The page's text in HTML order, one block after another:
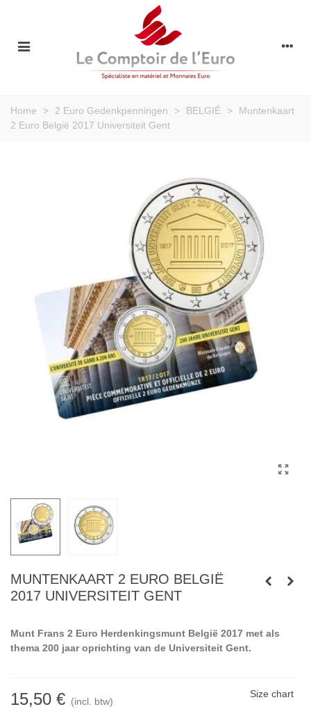
Home > 2 Euro Gedenkpenningen > BELGIË >
Muntenkaart
2 Euro België 2017 Universiteit Gent
MUNTENKAART 2 EURO BELGIË
2017 UNIVERSITEIT GENT
Munt Frans 2 Euro Herdenkingsmunt België 2017 met als
thema 200 jaar oprichting van de Universiteit Gent.
15,50 € (incl. btw)
Size chart